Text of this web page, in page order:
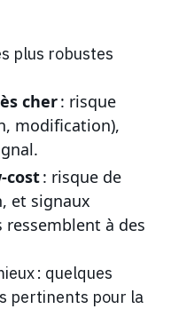
plus robustes
cher: risque
modification),
cost: risque de
et signaux
à des
: quelques
pertinents pour la